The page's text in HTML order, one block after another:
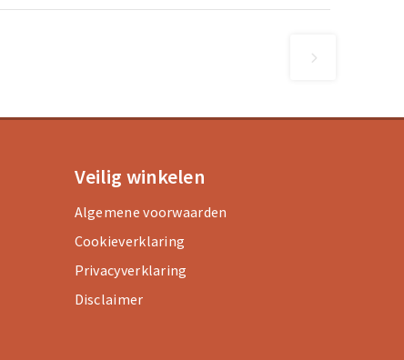
Veilig winkelen
Algemene voorwaarden
Cookieverklaring
Privacyverklaring
Disclaimer